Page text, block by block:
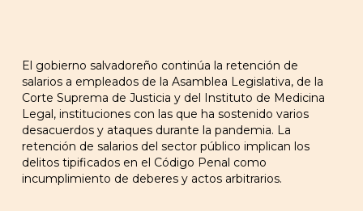
El gobierno salvadoreño continúa la retención de
salarios a empleados de la Asamblea Legislativa, de la
Corte Suprema de Justicia y del Instituto de Medicina
Legal, instituciones con las que ha sostenido varios
desacuerdos y ataques durante la pandemia. La
retención de salarios del sector público implican los
delitos tipificados en el Código Penal como
incumplimiento de deberes y actos arbitrarios.